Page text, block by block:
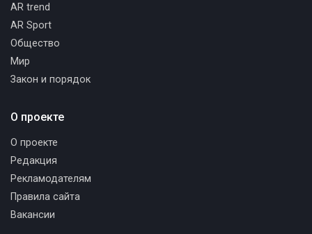
AR trend
AR Sport
Общество
Мир
Закон и порядок
О проекте
О проекте
Редакция
Рекламодателям
Правила сайта
Вакансии